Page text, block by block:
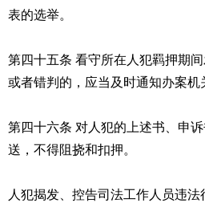
表的选举。
第四十五条 看守所在人犯羁押期
或者错判的，应当及时通知办案机
第四十六条 对人犯的上述书、申
送，不得阻挠和扣押。
人犯揭发、控告司法工作人员违